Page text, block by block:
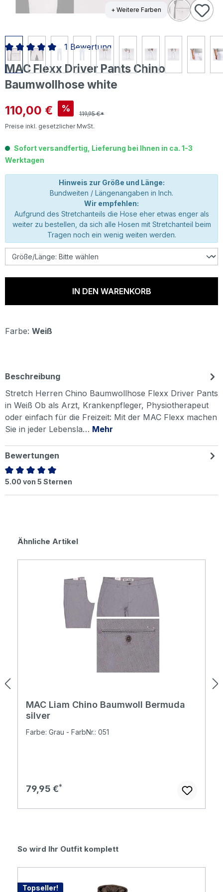
+ Weitere Farben
MAC Flexx Driver Pants Chino
Baumwollhose white
Verkaufspreis:
110,00 € %
119,95 €*
Preise inkl. gesetzlicher MwSt.
Durchschnittliche Bewertung von 5 von 5 Sternen
1 Bewertung
Sofort versandfertig, Lieferung bei Ihnen in ca. 1-3
Werktagen
Hinweis zur Größe und Länge:
Bundweiten / Längenangaben in Inch.
Wir empfehlen:
Aufgrund des Stretchanteils die Hose eher etwas enger als
weiter zu bestellen, da sich alle Hosen mit Stretchanteil beim
Tragen noch ein wenig weiten werden.
IN DEN WARENKORB
Farbe: Weiß
Beschreibung
Stretch Herren Chino Baumwollhose Flexx Driver Pants
in Weiß Ob als Arzt, Krankenpfleger, Physiotherapeut
oder einfach für die Freizeit: Mit der MAC Flexx machen
Sie in jeder Lebensla… Mehr
Bewertungen
Durchschnittliche Bewertung von 5 von 5 Sternen
5.00 von 5 Sternen
Produktgalerie überspringen
Ähnliche Artikel
MAC Liam Chino Baumwoll Bermuda
silver
Farbe: Grau - FarbNr.: 051
Regulärer Preis:
79,95 €
Produktgalerie überspringen
So wird Ihr Outfit komplett
Topseller!